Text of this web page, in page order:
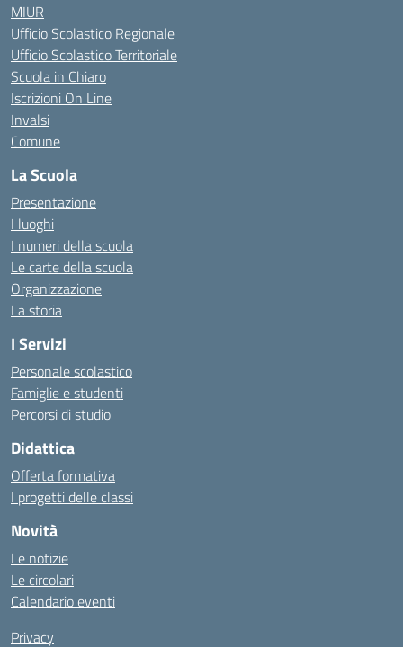
MIUR
Ufficio Scolastico Regionale
Ufficio Scolastico Territoriale
Scuola in Chiaro
Iscrizioni On Line
Invalsi
Comune
La Scuola
Presentazione
I luoghi
I numeri della scuola
Le carte della scuola
Organizzazione
La storia
I Servizi
Personale scolastico
Famiglie e studenti
Percorsi di studio
Didattica
Offerta formativa
I progetti delle classi
Novità
Le notizie
Le circolari
Calendario eventi
Privacy